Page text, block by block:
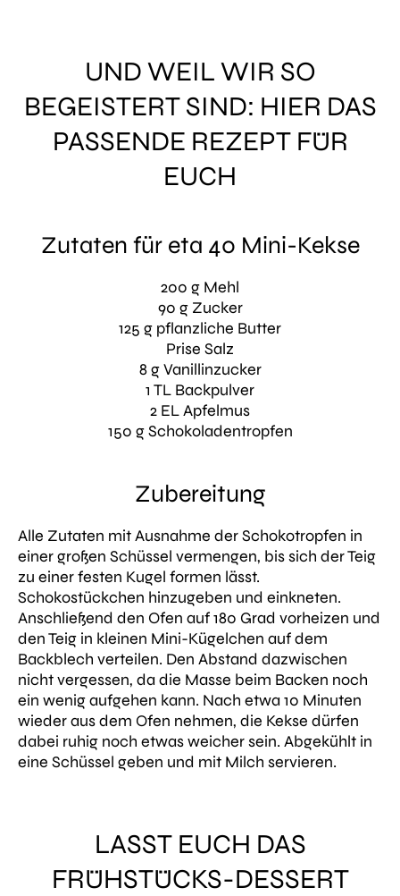
UND WEIL WIR SO
BEGEISTERT SIND: HIER DAS
PASSENDE REZEPT FÜR
EUCH
Zutaten für eta 40 Mini-Kekse
200 g Mehl
90 g Zucker
125 g pflanzliche Butter
Prise Salz
8 g Vanillinzucker
1 TL Backpulver
2 EL Apfelmus
150 g Schokoladentropfen
Zubereitung
Alle Zutaten mit Ausnahme der Schokotropfen in
einer großen Schüssel vermengen, bis sich der Teig
zu einer festen Kugel formen lässt.
Schokostückchen hinzugeben und einkneten.
Anschließend den Ofen auf 180 Grad vorheizen und
den Teig in kleinen Mini-Kügelchen auf dem
Backblech verteilen. Den Abstand dazwischen
nicht vergessen, da die Masse beim Backen noch
ein wenig aufgehen kann. Nach etwa 10 Minuten
wieder aus dem Ofen nehmen, die Kekse dürfen
dabei ruhig noch etwas weicher sein. Abgekühlt in
eine Schüssel geben und mit Milch servieren.
LASST EUCH DAS
FRÜHSTÜCKS-DESSERT